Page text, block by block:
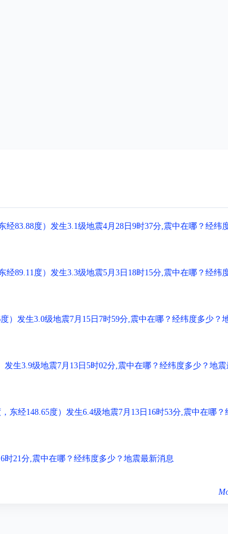
83.88度）发生3.1级地震4月28日9时37分,震中在哪？经纬
89.11度）发生3.3级地震5月3日18时15分,震中在哪？经纬
）发生3.0级地震7月15日7时59分,震中在哪？经纬度多少？
生3.9级地震7月13日5时02分,震中在哪？经纬度多少？地震
东经148.65度）发生6.4级地震7月13日16时53分,震中在哪？
时21分,震中在哪？经纬度多少？地震最新消息